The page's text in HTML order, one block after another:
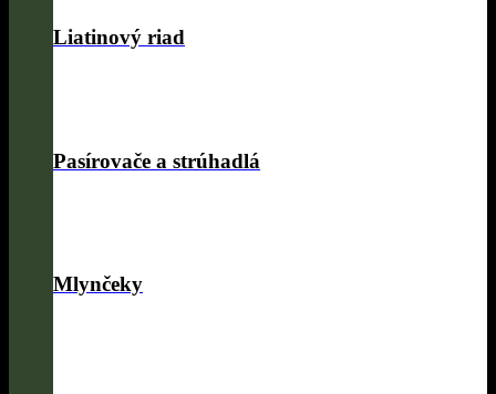
Liatinový riad
Pasírovače a strúhadlá
Mlynčeky